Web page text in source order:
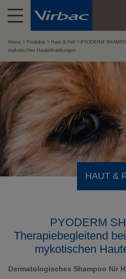
Home Produkte Haut & Fell
PYODERM
mykotischen Hauterkrankungen
HAUT &
PYODERM
Therapiebegleitend
mykotischen
Dermatologisches Shampoo für